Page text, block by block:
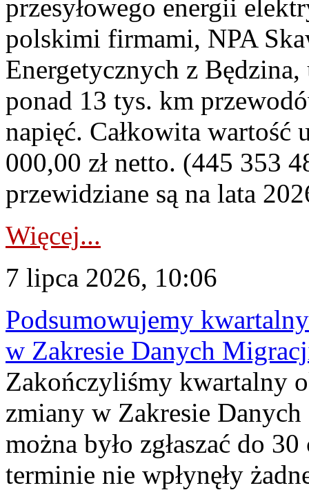
przesyłowego energii
polskimi firmami, NPA
Energetycznych z
ponad 13 tys. km
napięć. Całkowita
000,00 zł netto. (445 353
przewidziane są na lata
Więcej...
7 lipca 2026, 10:06
Podsumowujemy
w Zakresie Danych
Zakończyliśmy kwartalny
zmiany w Zakresie
można było zgłaszać do
terminie nie wpłynęły